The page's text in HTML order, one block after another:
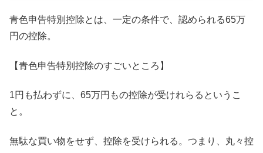
青色申告特別控除とは、一定の条件で、認められる65万
円の控除。
【青色申告特別控除のすごいところ】
1円も払わずに、65万円もの控除が受けれらるというこ
と。
無駄な買い物をせず、控除を受けられる。つまり、丸々控